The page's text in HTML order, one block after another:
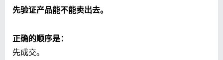
先验证产品能不能卖出去。
正确的顺序是：
先成交。